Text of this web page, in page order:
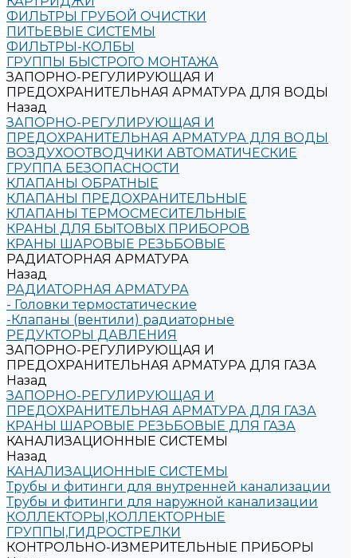
ФИЛЬТРЫ ГРУБОЙ ОЧИСТКИ
ПИТЬЕВЫЕ СИСТЕМЫ
ФИЛЬТРЫ-КОЛБЫ
ГРУППЫ БЫСТРОГО МОНТАЖА
ЗАПОРНО-РЕГУЛИРУЮЩАЯ И
ПРЕДОХРАНИТЕЛЬНАЯ АРМАТУРА ДЛЯ ВОДЫ
Назад
ЗАПОРНО-РЕГУЛИРУЮЩАЯ И
ПРЕДОХРАНИТЕЛЬНАЯ АРМАТУРА ДЛЯ ВОДЫ
ВОЗДУХООТВОДЧИКИ АВТОМАТИЧЕСКИЕ
ГРУППА БЕЗОПАСНОСТИ
КЛАПАНЫ ОБРАТНЫЕ
КЛАПАНЫ ПРЕДОХРАНИТЕЛЬНЫЕ
КЛАПАНЫ ТЕРМОСМЕСИТЕЛЬНЫЕ
КРАНЫ ДЛЯ БЫТОВЫХ ПРИБОРОВ
КРАНЫ ШАРОВЫЕ РЕЗЬБОВЫЕ
РАДИАТОРНАЯ АРМАТУРА
Назад
РАДИАТОРНАЯ АРМАТУРА
- Головки термостатические
-Клапаны (вентили) радиаторные
РЕДУКТОРЫ ДАВЛЕНИЯ
ЗАПОРНО-РЕГУЛИРУЮЩАЯ И
ПРЕДОХРАНИТЕЛЬНАЯ АРМАТУРА ДЛЯ ГАЗА
Назад
ЗАПОРНО-РЕГУЛИРУЮЩАЯ И
ПРЕДОХРАНИТЕЛЬНАЯ АРМАТУРА ДЛЯ ГАЗА
КРАНЫ ШАРОВЫЕ РЕЗЬБОВЫЕ ДЛЯ ГАЗА
КАНАЛИЗАЦИОННЫЕ СИСТЕМЫ
Назад
КАНАЛИЗАЦИОННЫЕ СИСТЕМЫ
Трубы и фитинги для внутренней канализации
Трубы и фитинги для наружной канализации
КОЛЛЕКТОРЫ,КОЛЛЕКТОРНЫЕ
ГРУППЫ,ГИДРОСТРЕЛКИ
КОНТРОЛЬНО-ИЗМЕРИТЕЛЬНЫЕ ПРИБОРЫ